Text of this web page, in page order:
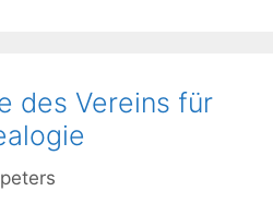
des Vereins für